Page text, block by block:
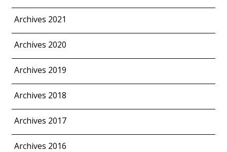
Archives 2021
Archives 2020
Archives 2019
Archives 2018
Archives 2017
Archives 2016